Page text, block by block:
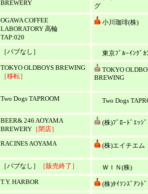
BREWERY
グ
OGAWA COFFEE
LABORATORY 高輪
TAP:020
小川珈琲(株)
［パブなし］
東京ﾌﾞﾙｰｲﾝｸﾞ
TOKYO OLDBOYS BREWING
［移転］
TOKYO
BREWING
Two Dogs TAPROOM Two Dogs
BEER& 246 AOYAMA
BREWERY ［閉店］
(株)ﾌﾞﾛｰﾄﾞｴｯｼ
RACINES AOYAMA (株)エイチエム
［パブなし］ ［販売終了］
ＷＩＮ(株)
T.Y. HARBOR
(株)ﾀｲｿﾝｽﾞｱﾝﾄ